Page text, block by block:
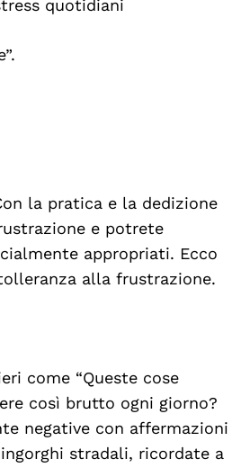
quotidiani
la pratica e la dedizione
e potrete
appropriati. Ecco
alla frustrazione.
come “Queste cose
così brutto ogni giorno?
negative con affermazioni
stradali, ricordate a